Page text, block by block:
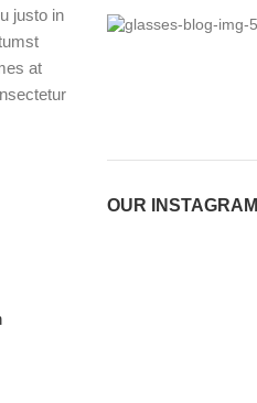
justo in
at
OUR INSTAGRAM